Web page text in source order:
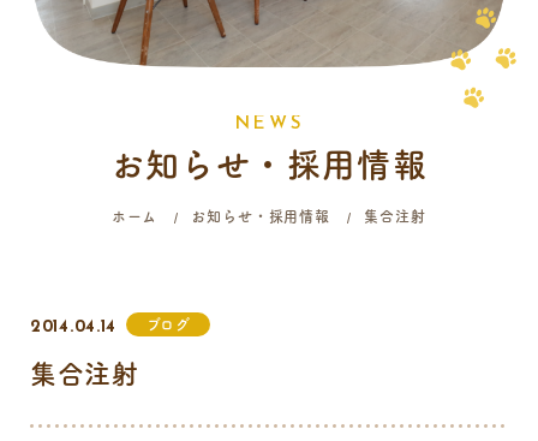
よくある質問
058-214-4071
9:00 - 12:00
16:00 - 19:00
N E W S
お知らせ・採用情報
ホーム お知らせ・採用情報 集合注射
2014.04.14 ブログ
集合注射